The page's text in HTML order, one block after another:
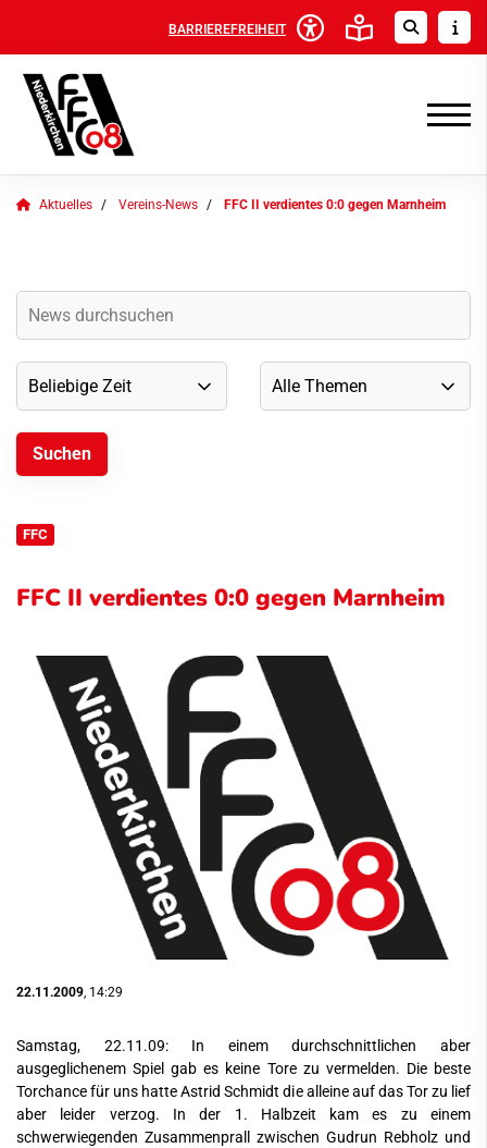
BARRIEREFREIHEIT
Aktuelles Vereins-News FFC II verdientes 0:0 gegen Marnheim
FFC
FFC II verdientes 0:0 gegen Marnheim
22.11.2009 , 14:29
Samstag, 22.11.09: In einem durchschnittlichen aber
ausgeglichenem Spiel gab es keine Tore zu vermelden. Die beste
Torchance für uns hatte Astrid Schmidt die alleine auf das Tor zu lief
aber leider verzog. In der 1. Halbzeit kam es zu einem
schwerwiegenden Zusammenprall zwischen Gudrun Rebholz und